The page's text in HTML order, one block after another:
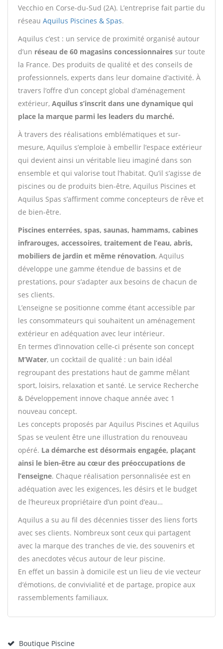
Vecchio en Corse-du-Sud (2A). L’entreprise fait partie du
réseau Aquilus Piscines & Spas.
Aquilus c’est : un service de proximité organisé autour
d’un réseau de 60 magasins concessionnaires sur toute
la France. Des produits de qualité et des conseils de
professionnels, experts dans leur domaine d’activité. À
travers l’offre d’un concept global d’aménagement
extérieur, Aquilus s’inscrit dans une dynamique qui
place la marque parmi les leaders du marché.
À travers des réalisations emblématiques et sur-
mesure, Aquilus s’emploie à embellir l’espace extérieur
qui devient ainsi un véritable lieu imaginé dans son
ensemble et qui valorise tout l’habitat. Qu’il s’agisse de
piscines ou de produits bien-être, Aquilus Piscines et
Aquilus Spas s’affirment comme concepteurs de rêve et
de bien-être.
Piscines enterrées, spas, saunas, hammams, cabines
infrarouges, accessoires, traitement de l’eau, abris,
mobiliers de jardin et même rénovation, Aquilus
développe une gamme étendue de bassins et de
prestations, pour s’adapter aux besoins de chacun de
ses clients.
L’enseigne se positionne comme étant accessible par
les consommateurs qui souhaitent un aménagement
extérieur en adéquation avec leur intérieur.
En termes d’innovation celle-ci présente son concept
M’Water, un cocktail de qualité : un bain idéal
regroupant des prestations haut de gamme mêlant
sport, loisirs, relaxation et santé. Le service Recherche
& Développement innove chaque année avec 1
nouveau concept.
Les concepts proposés par Aquilus Piscines et Aquilus
Spas se veulent être une illustration du renouveau
opéré. La démarche est désormais engagée, plaçant
ainsi le bien-être au cœur des préoccupations de
l’enseigne. Chaque réalisation personnalisée est en
adéquation avec les exigences, les désirs et le budget
de l’heureux propriétaire d’un point d’eau…
Aquilus a su au fil des décennies tisser des liens forts
avec ses clients. Nombreux sont ceux qui partagent
avec la marque des tranches de vie, des souvenirs et
des anecdotes vécus autour de leur piscine.
En effet un bassin à domicile est un lieu de vie vecteur
d’émotions, de convivialité et de partage, propice aux
rassemblements familiaux.
Boutique Piscine